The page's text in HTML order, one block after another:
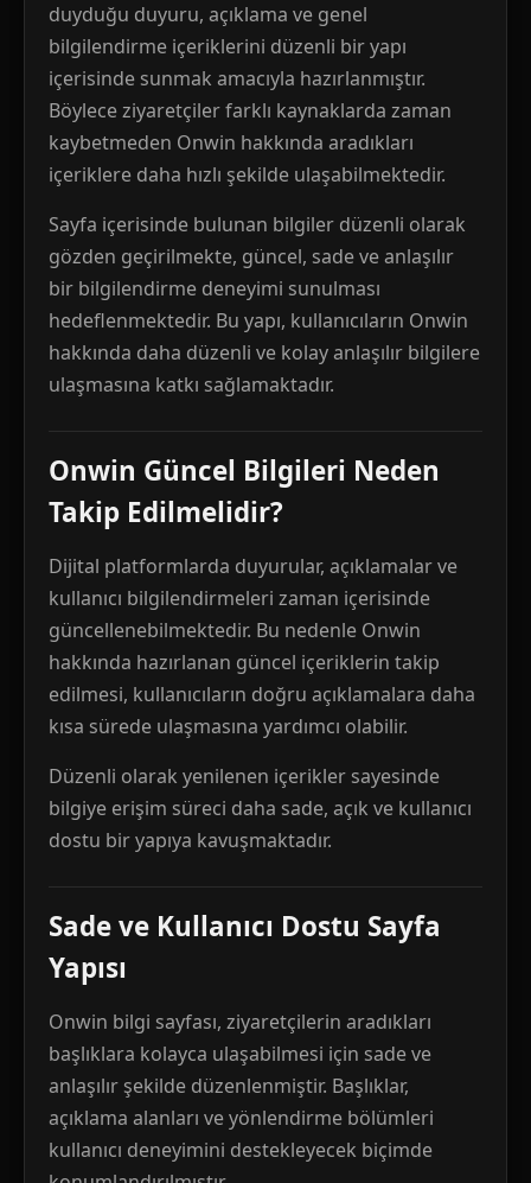
duyduğu duyuru, açıklama ve genel
bilgilendirme içeriklerini düzenli bir yapı
içerisinde sunmak amacıyla hazırlanmıştır.
Böylece ziyaretçiler farklı kaynaklarda zaman
kaybetmeden Onwin hakkında aradıkları
içeriklere daha hızlı şekilde ulaşabilmektedir.
Sayfa içerisinde bulunan bilgiler düzenli olarak
gözden geçirilmekte, güncel, sade ve anlaşılır
bir bilgilendirme deneyimi sunulması
hedeflenmektedir. Bu yapı, kullanıcıların Onwin
hakkında daha düzenli ve kolay anlaşılır bilgilere
ulaşmasına katkı sağlamaktadır.
Onwin Güncel Bilgileri Neden
Takip Edilmelidir?
Dijital platformlarda duyurular, açıklamalar ve
kullanıcı bilgilendirmeleri zaman içerisinde
güncellenebilmektedir. Bu nedenle Onwin
hakkında hazırlanan güncel içeriklerin takip
edilmesi, kullanıcıların doğru açıklamalara daha
kısa sürede ulaşmasına yardımcı olabilir.
Düzenli olarak yenilenen içerikler sayesinde
bilgiye erişim süreci daha sade, açık ve kullanıcı
dostu bir yapıya kavuşmaktadır.
Sade ve Kullanıcı Dostu Sayfa
Yapısı
Onwin bilgi sayfası, ziyaretçilerin aradıkları
başlıklara kolayca ulaşabilmesi için sade ve
anlaşılır şekilde düzenlenmiştir. Başlıklar,
açıklama alanları ve yönlendirme bölümleri
kullanıcı deneyimini destekleyecek biçimde